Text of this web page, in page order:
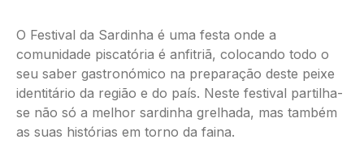
O Festival da Sardinha é uma festa onde a
comunidade piscatória é anfitriã, colocando todo o
seu saber gastronómico na preparação deste peixe
identitário da região e do país. Neste festival partilha-
se não só a melhor sardinha grelhada, mas também
as suas histórias em torno da faina.